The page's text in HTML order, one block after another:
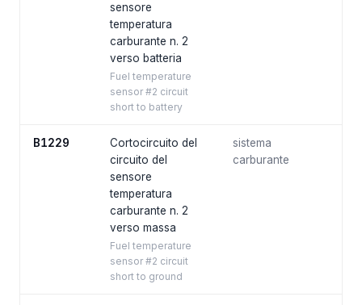
sensore
temperatura
carburante n. 2
verso batteria
Fuel temperature
sensor #2 circuit
short to battery
B1229
Cortocircuito del
circuito del
sensore
temperatura
carburante n. 2
verso massa
Fuel temperature
sensor #2 circuit
short to ground
sistema
carburante